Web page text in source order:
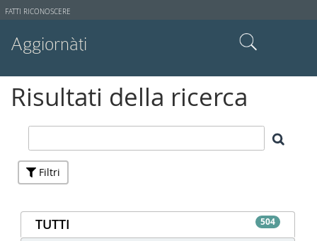
Strumenti
FATTI RICONOSCERE
Aggiornàti
Ricerca avanzata…
Risultati della ricerca
Filtri
TUTTI 504